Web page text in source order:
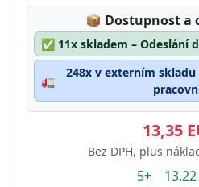
📦 Lagerstatus:
Dostupnost a
✅ 11x skladem – Odeslání
🚛
248x v externím skladu
13,35
Bez DPH, plus
5+ 13.22